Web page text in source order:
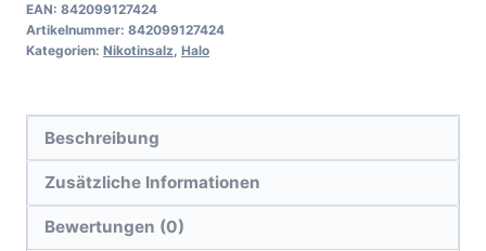
EAN: 842099127424
Artikelnummer: 842099127424
Kategorien: Nikotinsalz, Halo
Beschreibung
Zusätzliche Informationen
Bewertungen (0)